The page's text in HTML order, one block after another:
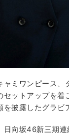
ャミワンピース、
セットアップを着
披露したグラビ
向坂46新三期連